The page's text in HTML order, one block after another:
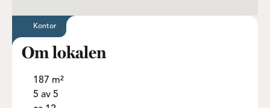
Kontor
Om lokalen
187 m²
5 av 5